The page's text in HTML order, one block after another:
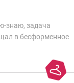
знаю, задача
в бесформенное